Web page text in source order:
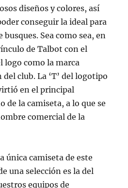
diseños y colores, así
conseguir la ideal para
Sea como sea, en
de Talbot con el
logo como la marca
club. La ‘T’ del logotipo
en el principal
de la camiseta, a lo que se
comercial de la
única camiseta de este
una selección es la del
equipos de